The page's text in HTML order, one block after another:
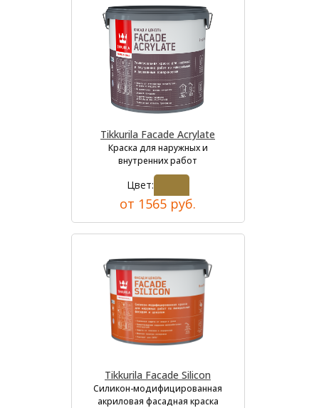
Tikkurila Facade Acrylate
Краска для наружных и
внутренних работ
Цвет:
от 1565 руб.
Tikkurila Facade Silicon
Силикон-модифицированная
акриловая фасадная краска